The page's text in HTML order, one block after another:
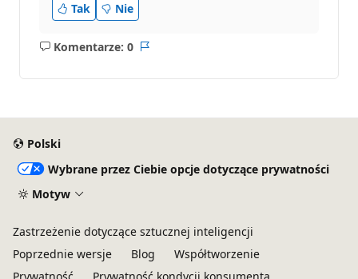
Tak
Nie
Komentarze: 0
Brak
Polski
Wybrane przez Ciebie opcje dotyczące prywatności
Motyw
Zastrzeżenie dotyczące sztucznej inteligencji
Poprzednie wersje
Blog
Współtworzenie